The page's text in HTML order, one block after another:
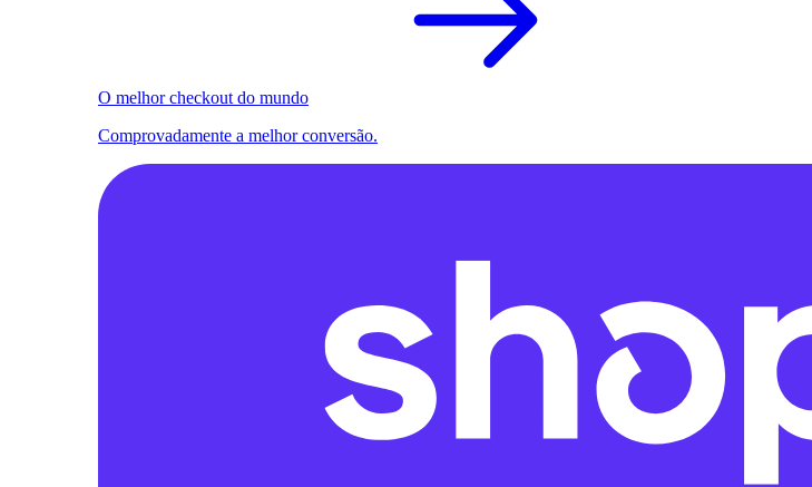
O melhor checkout do mundo
Comprovadamente a melhor conversão.